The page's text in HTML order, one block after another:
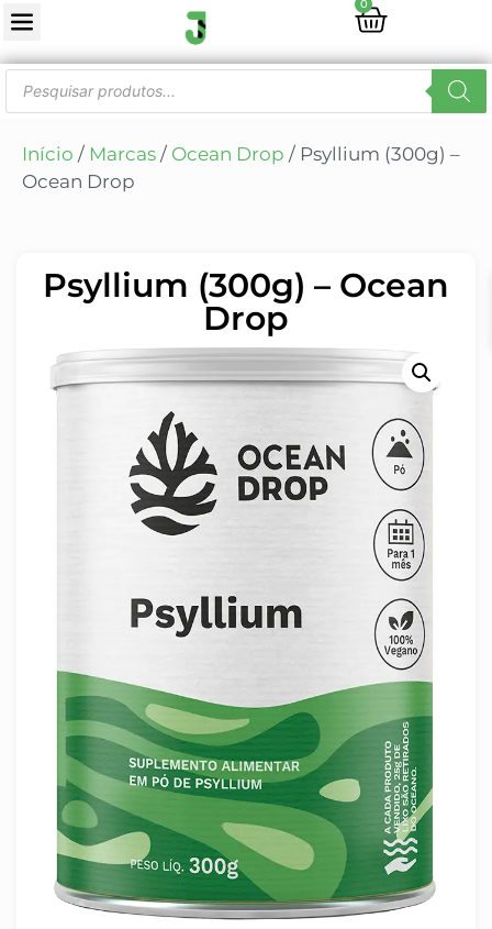
0
Início / Marcas / Ocean Drop / Psyllium (300g) –
Ocean Drop
Psyllium (300g) – Ocean
Drop